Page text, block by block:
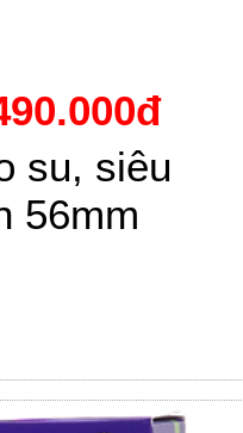
su, siêu
56mm